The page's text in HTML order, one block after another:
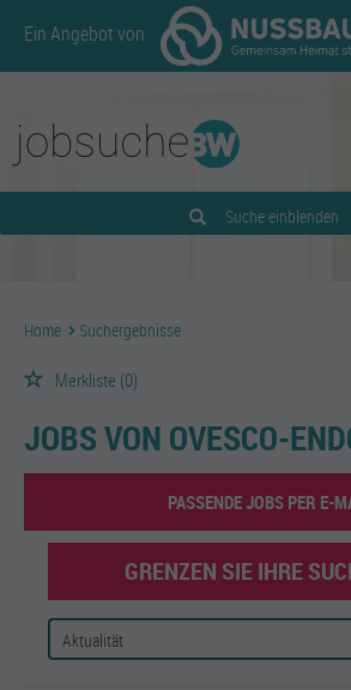
Ein Angebot von
Suche einblenden
Home Suchergebnisse
Merkliste (0)
JOBS VON OVESCO-
PASSENDE JOBS PER E-
GRENZEN SIE IHRE